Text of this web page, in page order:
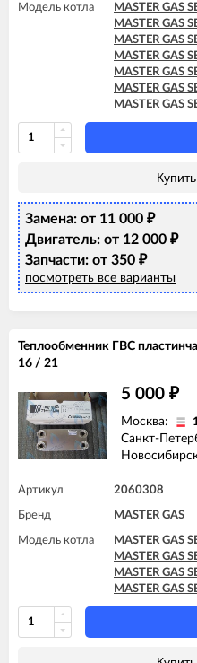
Модель котла
MASTER GAS
MASTER GAS
MASTER GAS
MASTER GAS
MASTER GAS
MASTER GAS
MASTER GAS
Замена: от 11 000 ₽
Двигатель: от 12 000 ₽
Запчасти: от 350 ₽
посмотреть все варианты
Теплообменник ГВС
16 / 21
5 000 ₽
Москва:
Санкт-
Артикул 2060308
Бренд MASTER GAS
Модель котла
MASTER GAS
MASTER GAS
MASTER GAS
MASTER GAS